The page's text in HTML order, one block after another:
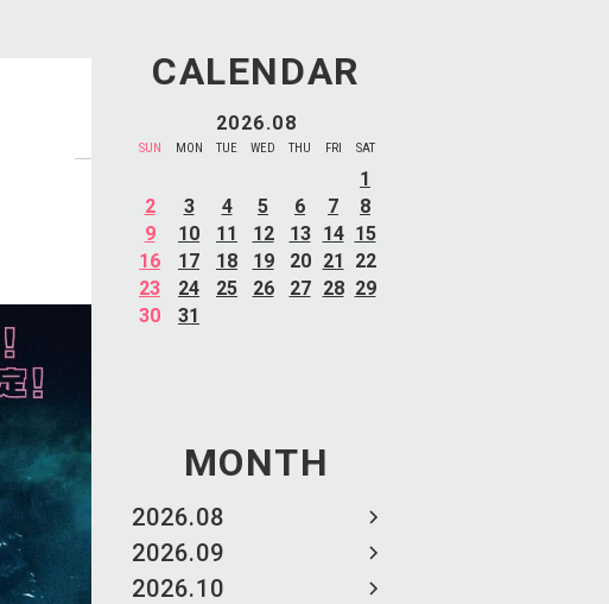
CALENDAR
2026.08
SUN MON TUE WED THU FRI SAT
1
2
3 4 5 6 7
8
9
10 11 12 13 14 15
16
17 18 19 20 21
22
23
24 25 26 27 28 29
30
31
MONTH
2026.08
2026.09
2026.10